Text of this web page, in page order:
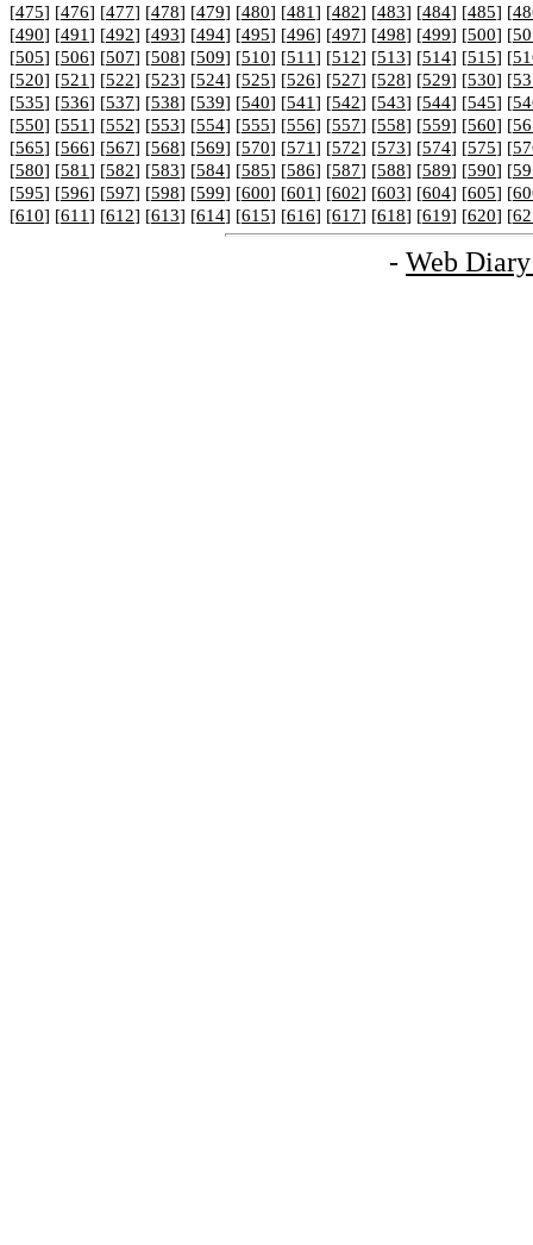
[475] [476] [477] [478] [479] [480] [481] [482] [483] [484] [485] [
[490] [491] [492] [493] [494] [495] [496] [497] [498] [499] [500] [
[505] [506] [507] [508] [509] [510] [511] [512] [513] [514] [515] [
[520] [521] [522] [523] [524] [525] [526] [527] [528] [529] [530] [
[535] [536] [537] [538] [539] [540] [541] [542] [543] [544] [545] [
[550] [551] [552] [553] [554] [555] [556] [557] [558] [559] [560] [
[565] [566] [567] [568] [569] [570] [571] [572] [573] [574] [575] [
[580] [581] [582] [583] [584] [585] [586] [587] [588] [589] [590] [
[595] [596] [597] [598] [599] [600] [601] [602] [603] [604] [605] [
[610] [611] [612] [613] [614] [615] [616] [617] [618] [619] [620] [
- Web